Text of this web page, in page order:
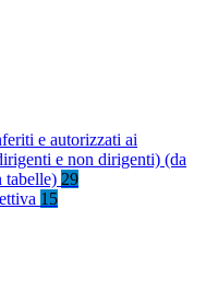
e autorizzati ai
e non dirigenti) (da
tabelle) 29
15